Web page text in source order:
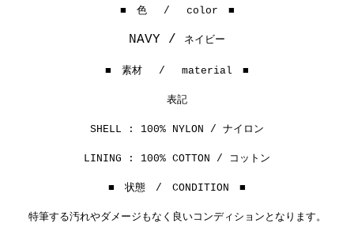
■ 色 / color ■
NAVY / ネイビー
■ 素材 / material ■
表記
SHELL : 100% NYLON / ナイロン
LINING : 100% COTTON / コットン
■ 状態 / CONDITION ■
特筆する汚れやダメージもなく良いコンディションとなります。